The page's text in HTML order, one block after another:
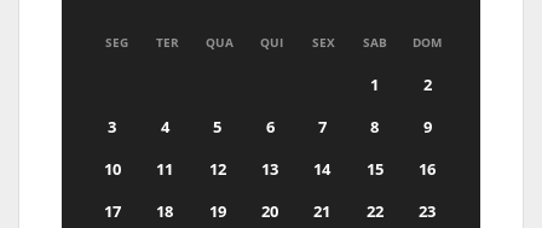
SEG TER QUA QUI SEX SAB DOM
1
2
3
4 5 6 7 8
9
10
11 12 13 14 15
16
17
18 19 20 21 22
23